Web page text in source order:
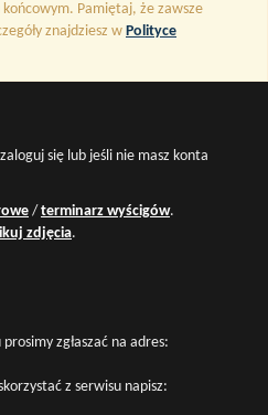
Pamiętaj, że zawsze
znajdziesz w Polityce
zaloguj się lub jeśli nie masz konta
/ terminarz wyścigów.
zdjęcia.
zgłaszać na adres:
z serwisu napisz: